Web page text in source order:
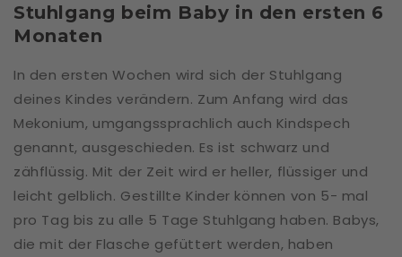
Stuhlgang beim Baby in den ersten 6
Monaten
In den ersten Wochen wird sich der Stuhlgang
deines Kindes verändern. Zum Anfang wird das
Mekonium, umgangssprachlich auch Kindspech
genannt, ausgeschieden. Es ist schwarz und
zähflüssig. Mit der Zeit wird er heller, flüssiger und
leicht gelblich. Gestillte Kinder können von 5- mal
pro Tag bis zu alle 5 Tage Stuhlgang haben. Babys,
die mit der Flasche gefüttert werden, haben